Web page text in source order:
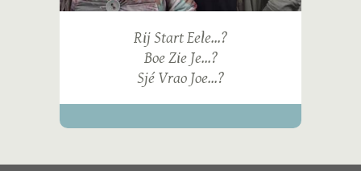
Rij Start Eele...?
Boe Zie Je...?
Sjé Vrao Joe...?